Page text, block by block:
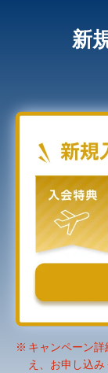
新
キャンペーン
え、お申し込み